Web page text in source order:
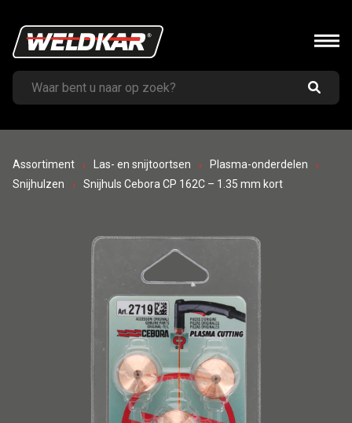
Assortiment Las- en snijtoortsen
Plasma-onderdelen
Snijhulzen
Snijhuls Cebora CP 162C – 1.35 mm kort